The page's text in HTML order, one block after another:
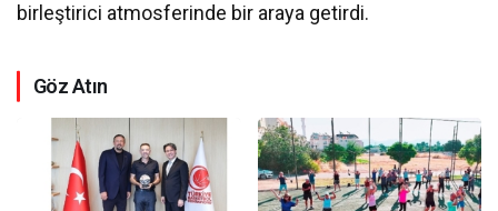
birleştirici atmosferinde bir araya getirdi.
Göz Atın